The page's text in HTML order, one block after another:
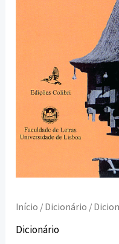
Início / Dicionário /
Dicionário